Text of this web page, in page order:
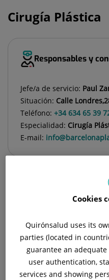
Cirugía Plástica
Responsables y
Jefe/a de servicio: Paul
Situación: Calle
Teléfono: +34 634 65 39
Especialidad: Cirugía
E-mail:
Equipo
Jefe de Unidad de
Supramicrocirugía
Cookies
Quirónsalud uses its
parties (located in
guarantee an
user authentication,
services and showing